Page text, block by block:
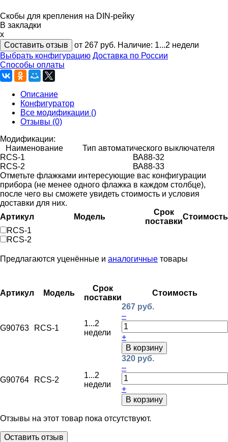
Скобы для крепления на DIN-рейку
В закладки
x
Составить отзыв
от 267 руб. Наличие: 1...2 недели
Выбрать конфигурацию Доставка по России
Способы оплаты
Описание
Конфигуратор
Все модификации ()
Отзывы (0)
Модификации:
Наименование
Тип автоматического выключателя
RCS-1
ВА88-32
RCS-2
ВА88-33
Отметьте флажками интересующие вас конфигурации
прибора (не менее одного флажка в каждом столбце),
после чего вы сможете увидеть стоимость и условия
доставки для них.
Артикул
Модель
Срок
поставки
Стоимость
RCS-1
RCS-2
Предлагаются уценённые и аналогичные товары
Артикул Модель
Срок
поставки
Стоимость
G90763 RCS-1
1...2
недели
267 руб.
–
+
В корзину
G90764 RCS-2
1...2
недели
320 руб.
–
+
В корзину
Отзывы на этот товар пока отсутствуют.
Оставить отзыв